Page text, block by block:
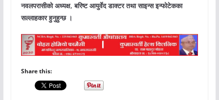
नवलपरासीको अध्यक्ष, बरिष्ट आयुर्वेद डाक्टर तथा साइन्स इन्फोटेकका
सल्लाहकार हुनुहुन्छ ।
Share this: